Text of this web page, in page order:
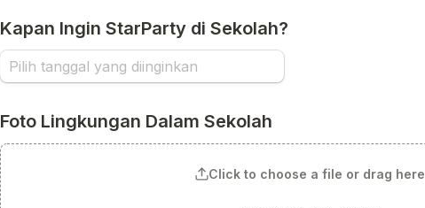
Kapan Ingin StarParty di Sekolah?
Foto Lingkungan Dalam Sekolah
Click to choose a file or drag here